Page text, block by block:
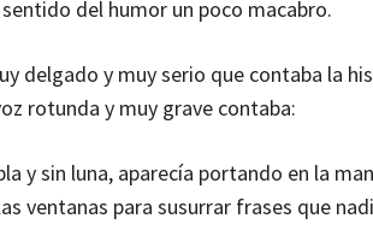
del humor un poco macabro.
delgado y muy serio que contaba la
rotunda y muy grave contaba:
y sin luna, aparecía portando en la
ventanas para susurrar frases que